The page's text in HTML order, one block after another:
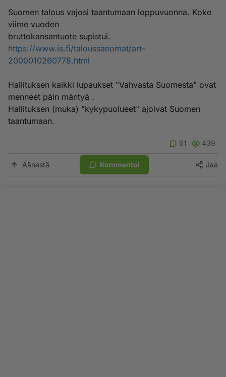
Suomen talous vajosi taantumaan loppuvuonna. Koko
viime vuoden
bruttokansantuote supistui.
https://www.is.fi/taloussanomat/art-
2000010260778.html
Hallituksen kaikki lupaukset "Vahvasta Suomesta" ovat
menneet päin mäntyä .
Hallituksen (muka) "kykypuolueet" ajoivat Suomen
taantumaan.
61 439
Äänestä Kommentoi Jaa